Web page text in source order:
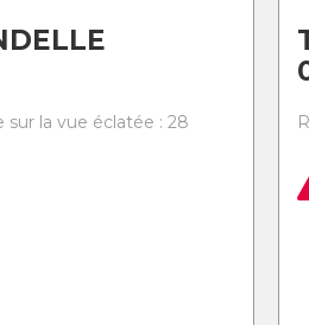
sur la vue éclatée : 28